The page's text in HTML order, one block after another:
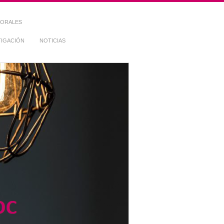
NOTICIAS